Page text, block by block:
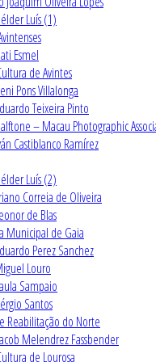
Luís (1)
Esmel
de Avintes
Pons Villalonga
Teixeira Pinto
– Macau Photographic
Castiblanco Ramírez
Luís (2)
Correia de Oliveira
de Blas
Municipal de Gaia
Perez Sanchez
Louro
Sampaio
Santos
Reabilitação do Norte
Melendrez Fassbender
de Lourosa